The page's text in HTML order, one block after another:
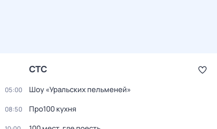
СТС
05:00 Шоу «Уральских пельменей»
08:50 Про100 кухня